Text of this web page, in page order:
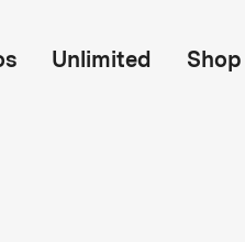
Unlimited Shop